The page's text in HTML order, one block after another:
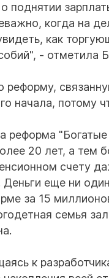
поднятии
когда на
как
- отметила
реформу,
начала, потому
реформа
20 лет, а тем
счету
еще ни
за 15
семья
к